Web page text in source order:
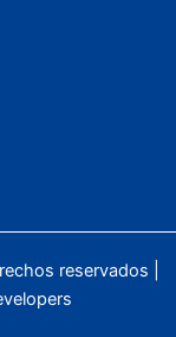
reservados |